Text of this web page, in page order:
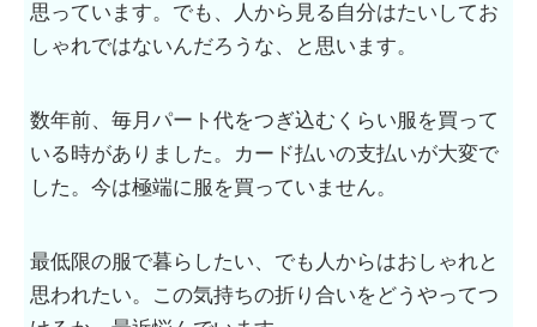
思っています。でも、人から見る自分はたいしてお
しゃれではないんだろうな、と思います。
数年前、毎月パート代をつぎ込むくらい服を買って
いる時がありました。カード払いの支払いが大変で
した。今は極端に服を買っていません。
最低限の服で暮らしたい、でも人からはおしゃれと
思われたい。この気持ちの折り合いをどうやってつ